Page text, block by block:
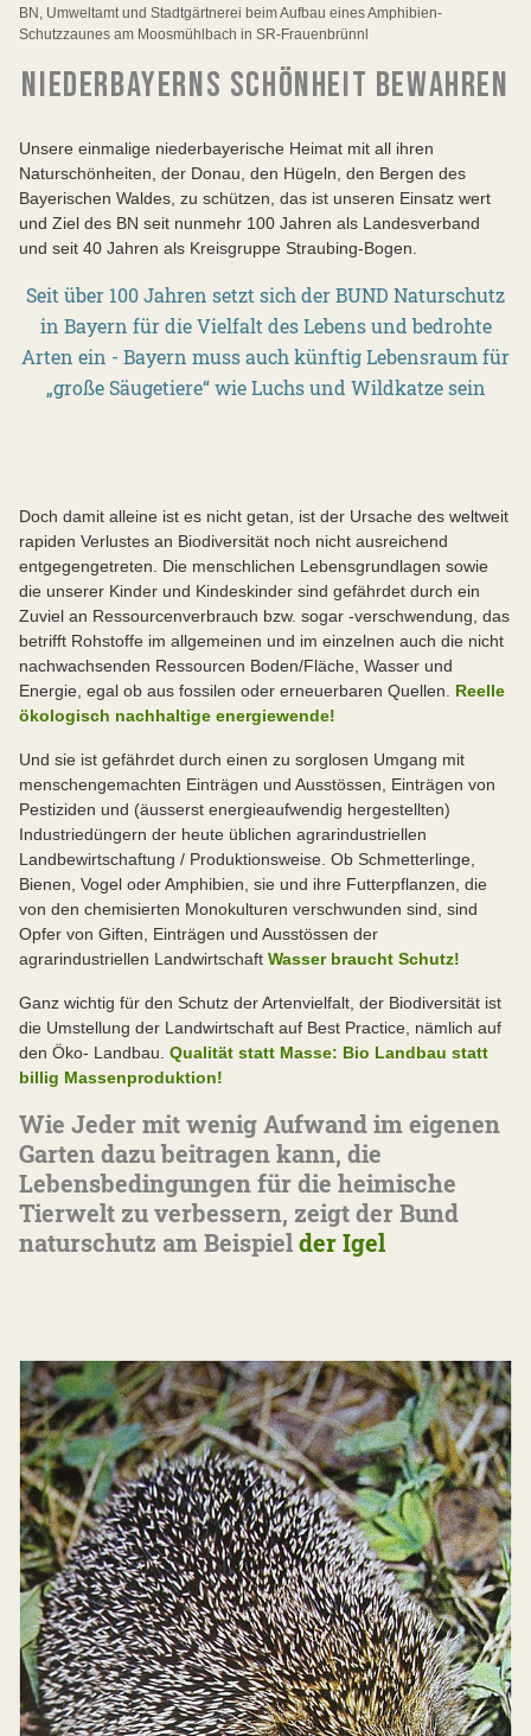
BN, Umweltamt und Stadtgärtnerei beim Aufbau eines Amphibien-
Schutzzaunes am Moosmühlbach in SR-Frauenbrünnl
NIEDERBAYERNS SCHÖNHEIT BEWAHREN
Unsere einmalige niederbayerische Heimat mit all ihren
Naturschönheiten, der Donau, den Hügeln, den Bergen des
Bayerischen Waldes, zu schützen, das ist unseren Einsatz wert
und Ziel des BN seit nunmehr 100 Jahren als Landesverband
und seit 40 Jahren als Kreisgruppe Straubing-Bogen.
Seit über 100 Jahren setzt sich der BUND Naturschutz
in Bayern für die Vielfalt des Lebens und bedrohte
Arten ein - Bayern muss auch künftig Lebensraum für
„große Säugetiere“ wie Luchs und Wildkatze sein
Doch damit alleine ist es nicht getan, ist der Ursache des weltweit
rapiden Verlustes an Biodiversität noch nicht ausreichend
entgegengetreten. Die menschlichen Lebensgrundlagen sowie
die unserer Kinder und Kindeskinder sind gefährdet durch ein
Zuviel an Ressourcenverbrauch bzw. sogar -verschwendung, das
betrifft Rohstoffe im allgemeinen und im einzelnen auch die nicht
nachwachsenden Ressourcen Boden/Fläche, Wasser und
Energie, egal ob aus fossilen oder erneuerbaren Quellen. Reelle
ökologisch nachhaltige energiewende!
Und sie ist gefährdet durch einen zu sorglosen Umgang mit
menschengemachten Einträgen und Ausstössen, Einträgen von
Pestiziden und (äusserst energieaufwendig hergestellten)
Industriedüngern der heute üblichen agrarindustriellen
Landbewirtschaftung / Produktionsweise. Ob Schmetterlinge,
Bienen, Vogel oder Amphibien, sie und ihre Futterpflanzen, die
von den chemisierten Monokulturen verschwunden sind, sind
Opfer von Giften, Einträgen und Ausstössen der
agrarindustriellen Landwirtschaft Wasser braucht Schutz!
Ganz wichtig für den Schutz der Artenvielfalt, der Biodiversität ist
die Umstellung der Landwirtschaft auf Best Practice, nämlich auf
den Öko- Landbau. Qualität statt Masse: Bio Landbau statt
billig Massenproduktion!
Wie Jeder mit wenig Aufwand im eigenen
Garten dazu beitragen kann, die
Lebensbedingungen für die heimische
Tierwelt zu verbessern, zeigt der Bund
naturschutz am Beispielder Igel